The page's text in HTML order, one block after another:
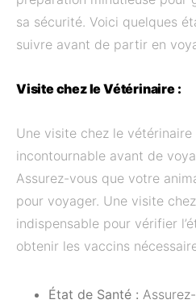
sa sécurité. Voici quelques
suivre avant de partir en
Visite chez le Vétérinaire :
Une visite chez le
incontournable avant de
Assurez-vous que votre
pour voyager. Une visite
indispensable pour vérifier
obtenir les vaccins
État de Santé :